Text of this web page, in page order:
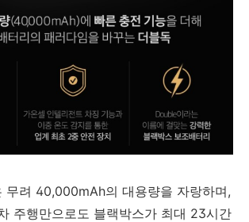
무려 40,000mAh의 대용량을 자랑하며,
주행만으로도 블랙박스가 최대 23시간